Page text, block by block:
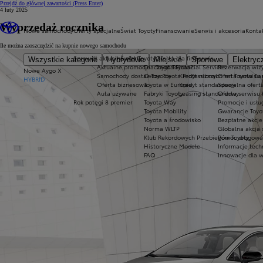
Przejdź do głównej zawartości (Press Enter)
Nowe samochody
Wszystkie kategorie Hybrydowe Miejskie Sportowe
Nowe Aygo X
HYBRID
Oferty specjalne
Sprawdź aktualne oferty
Aktualne promocje
Samochody dostawcze Toyota Professional
Oferta biznesowa
Auta używane
Rok potęgi 8 premier
Świat Toyoty
Świat Toyoty
Dlaczego Toyota?
O Toyocie
Toyota w Europie
Fabryki Toyoty
Toyota Way
Toyota Mobility
Toyota a środowisko
Norma WLTP
Klub Rekordowych Przebiegów Toyoty
Historyczne Modele
FAQ
Finansowanie
Oferta dla firm
Toyota Financial Services
Kredyt niższych rat Toyota
Kredyt standardowy
Leasing standardowy
Serwis i akcesoria
Serwis
Rezerwacja
Oferta serwisu
Specjalna
Oferta serwisu
Promocje i
Gwarancje
Bezpłatne
Globalna akcja
Pomoc
Informacje
Innowacje dla
4 luty 2025
Wyprzedaż rocznika
Ile można zaoszczędzić na kupnie nowego samochodu